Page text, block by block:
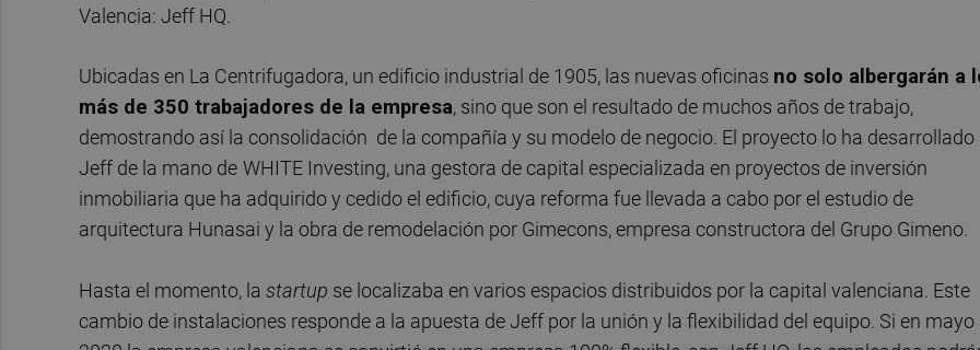
Valencia: Jeff HQ.
Ubicadas en La Centrifugadora, un edificio industrial de 1905, las nuevas oficinas no solo albergarán a
más de 350 trabajadores de la empresa, sino que son el resultado de muchos años de trabajo,
demostrando así la consolidación de la compañía y su modelo de negocio. El proyecto lo ha desarrollado
Jeff de la mano de WHITE Investing, una gestora de capital especializada en proyectos de inversión
inmobiliaria que ha adquirido y cedido el edificio, cuya reforma fue llevada a cabo por el estudio de
arquitectura Hunasai y la obra de remodelación por Gimecons, empresa constructora del Grupo Gimeno.
Hasta el momento, la startup se localizaba en varios espacios distribuidos por la capital valenciana. Este
cambio de instalaciones responde a la apuesta de Jeff por la unión y la flexibilidad del equipo. Si en mayo